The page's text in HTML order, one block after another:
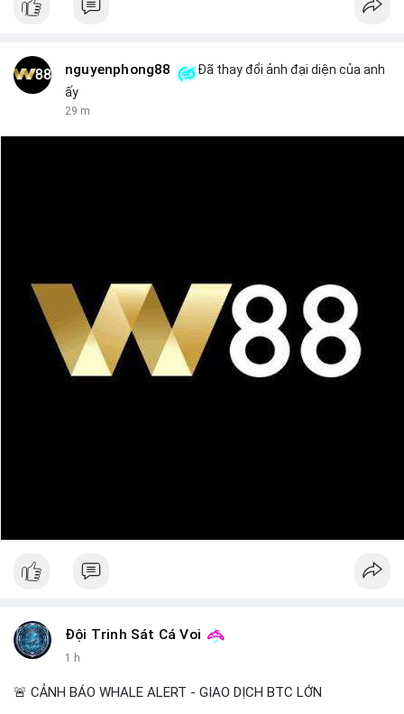
nguyenphong88
Đã thay đổi ảnh đại diện của anh
ấy
29 m
Đội Trinh Sát Cá Voi
1 h
🚨 CẢNH BÁO WHALE ALERT - GIAO DỊCH BTC LỚN